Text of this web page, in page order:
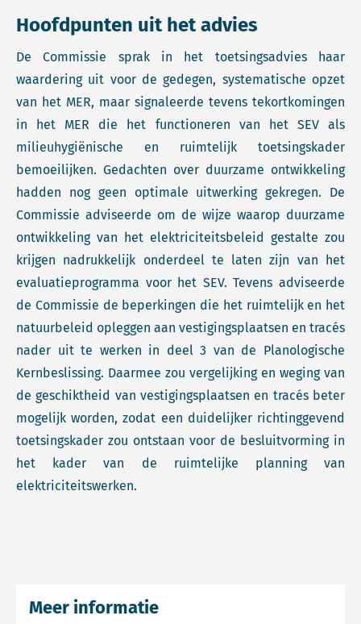
Hoofdpunten uit het advies
De Commissie sprak in het toetsingsadvies haar
waardering uit voor de gedegen, systematische opzet
van het MER, maar signaleerde tevens tekortkomingen
in het MER die het functioneren van het SEV als
milieuhygiënische en ruimtelijk toetsingskader
bemoeilijken. Gedachten over duurzame ontwikkeling
hadden nog geen optimale uitwerking gekregen. De
Commissie adviseerde om de wijze waarop duurzame
ontwikkeling van het elektriciteitsbeleid gestalte zou
krijgen nadrukkelijk onderdeel te laten zijn van het
evaluatieprogramma voor het SEV. Tevens adviseerde
de Commissie de beperkingen die het ruimtelijk en het
natuurbeleid opleggen aan vestigingsplaatsen en tracés
nader uit te werken in deel 3 van de Planologische
Kernbeslissing. Daarmee zou vergelijking en weging van
de geschiktheid van vestigingsplaatsen en tracés beter
mogelijk worden, zodat een duidelijker richtinggevend
toetsingskader zou ontstaan voor de besluitvorming in
het kader van de ruimtelijke planning van
elektriciteitswerken.
Meer informatie